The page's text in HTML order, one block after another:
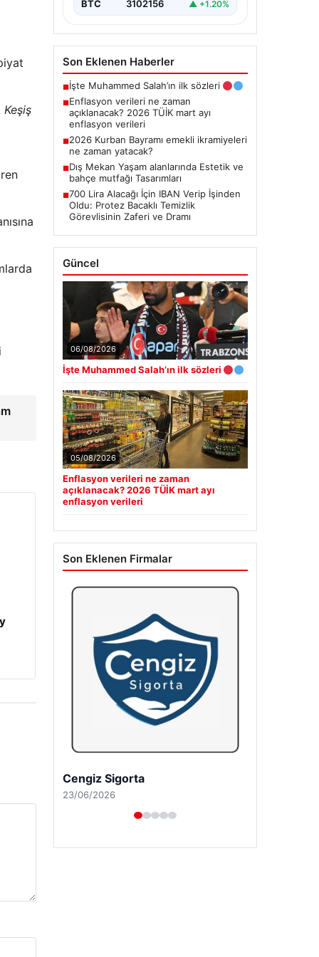
Keşiş
BTC 3102156 ▲ +1.20%
Son Eklenen Haberler
■İşte Muhammed Salah’ın ilk sözleri
■Enflasyon verileri ne zaman
açıklanacak? 2026 TÜİK mart ayı
enflasyon verileri
■2026 Kurban Bayramı emekli ikramiyeleri
ne zaman yatacak?
■Dış Mekan Yaşam alanlarında Estetik ve
bahçe mutfağı Tasarımları
■700 Lira Alacağı İçin IBAN Verip İşinden
Oldu: Protez Bacaklı Temizlik
Görevlisinin Zaferi ve Dramı
Güncel
06/08/2026
İşte Muhammed Salah’ın ilk sözleri
05/08/2026
Enflasyon verileri ne zaman
açıklanacak? 2026 TÜİK mart ayı
enflasyon verileri
Son Eklenen Firmalar
Cengiz Sigorta
23/06/2026